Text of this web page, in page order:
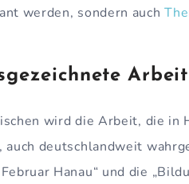
werden, sondern auch
Arbeit
wird die Arbeit, die in
auch deutschlandweit
Hanau“ und die